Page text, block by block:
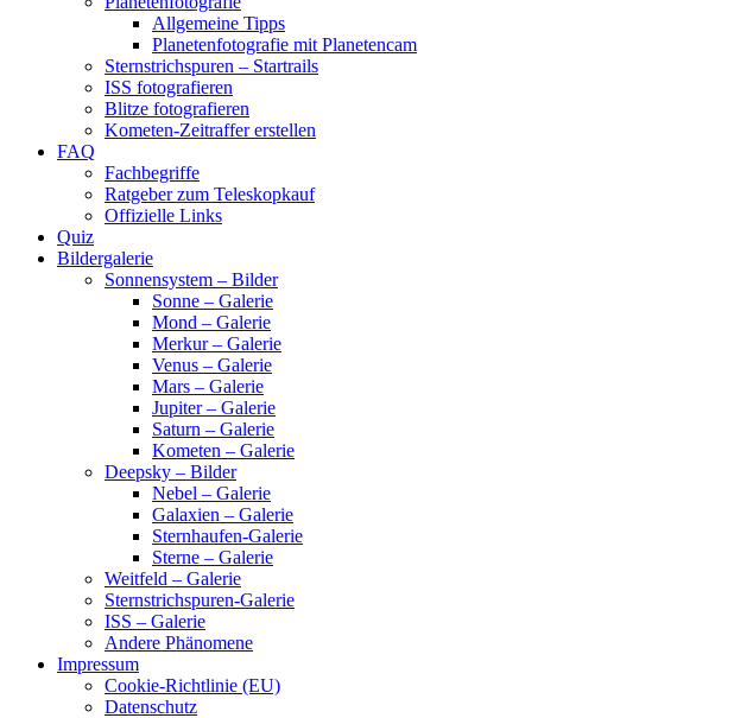
Allgemeine Tipps
Planetenfotografie mit Planetencam
Sternstrichspuren – Startrails
ISS fotografieren
Blitze fotografieren
Kometen-Zeitraffer erstellen
FAQ
Fachbegriffe
Ratgeber zum Teleskopkauf
Offizielle Links
Quiz
Bildergalerie
Sonnensystem – Bilder
Sonne – Galerie
Mond – Galerie
Merkur – Galerie
Venus – Galerie
Mars – Galerie
Jupiter – Galerie
Saturn – Galerie
Kometen – Galerie
Deepsky – Bilder
Nebel – Galerie
Galaxien – Galerie
Sternhaufen-Galerie
Sterne – Galerie
Weitfeld – Galerie
Sternstrichspuren-Galerie
ISS – Galerie
Andere Phänomene
Impressum
Cookie-Richtlinie (EU)
Datenschutz